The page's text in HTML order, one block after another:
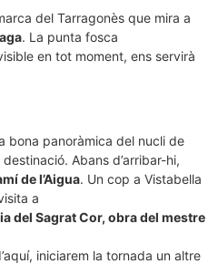
del Tarragonès que mira a
. La punta fosca
en tot moment, ens servirà
bona panoràmica del nucli de
Abans d’arribar-hi,
de l’Aigua. Un cop a Vistabella
a
del Sagrat Cor, obra del mestre
iniciarem la tornada un altre